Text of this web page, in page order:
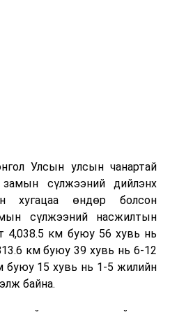
борооны өмнө түр зуур
уулархаг нутаг, 23-
секундэд 13-15 метр хүрч
Хөвсгөл, Хэнтийн уулархаг
орчим, Эг, Үүр,
шөнөдөө 3-8 хэм,
хотгор, говийн бүс
17-22 хэм, өдөртөө
Улсын улсын чанартай
замын сүлжээний дийлэнх
хугацаа өндөр болсон
сүлжээний насжилтын
4,038.5 км буюу 56 хувь нь
км буюу 39 хувь нь 6-12
буюу 15 хувь нь 1-5 жилийн
байна.